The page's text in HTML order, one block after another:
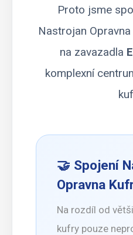
Proto jsme
Nastrojan
na zavazadla
komplexní
🤝 Spojení
Opravna
Na rozdíl od
kufry pouze